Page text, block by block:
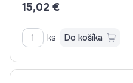
15,02 €
ks Do košíka